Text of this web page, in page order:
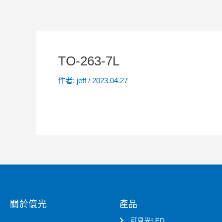
TO-263-7L
作者: jeff/ 2023.04.27
關於億光 產品